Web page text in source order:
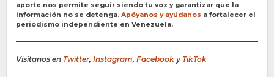
aporte nos permite seguir siendo tu voz y garantizar que la
información no se detenga. Apóyanos y ayúdanos a fortalecer el
periodismo independiente en Venezuela.
Visítanos en Twitter, Instagram, Facebook y TikTok